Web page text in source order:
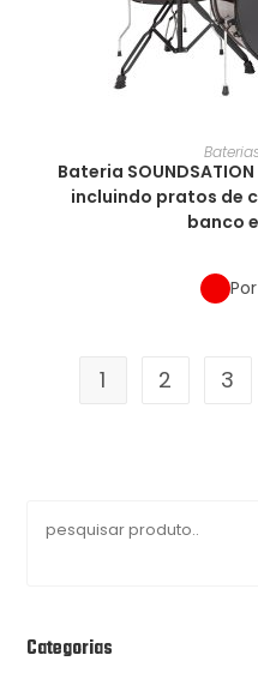
Bateria
incluindo pratos de
banco
1 2 3
Categorias